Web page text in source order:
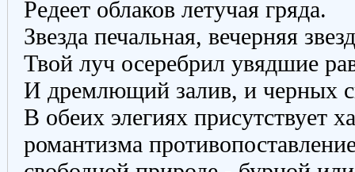
Редеет облаков летучая гряда.
Звезда печальная, вечерняя
Твой луч осеребрил увядшие
И дремлющий залив, и черных
В обеих элегиях присутствует
романтизма